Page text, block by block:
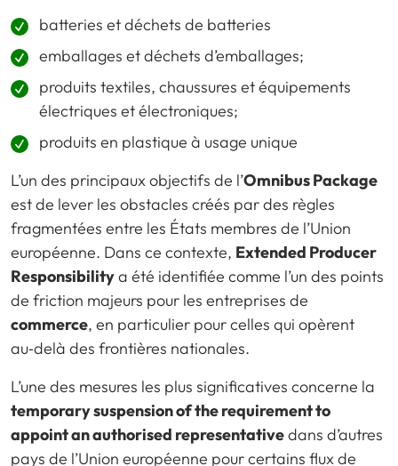
batteries et déchets de batteries
emballages et déchets d’emballages;
produits textiles, chaussures et équipements
électriques et électroniques;
produits en plastique à usage unique
L’un des principaux objectifs de l’Omnibus Package
est de lever les obstacles créés par des règles
fragmentées entre les États membres de l’Union
européenne. Dans ce contexte, Extended Producer
Responsibilitya été identifiée comme l’un des points
de friction majeurs pour les entreprises de
commerce, en particulier pour celles qui opèrent
au‑delà des frontières nationales.
L’une des mesures les plus significatives concerne la
temporary suspension of the requirement to
appoint an authorised representativedans d’autres
pays de l’Union européenne pour certains flux de